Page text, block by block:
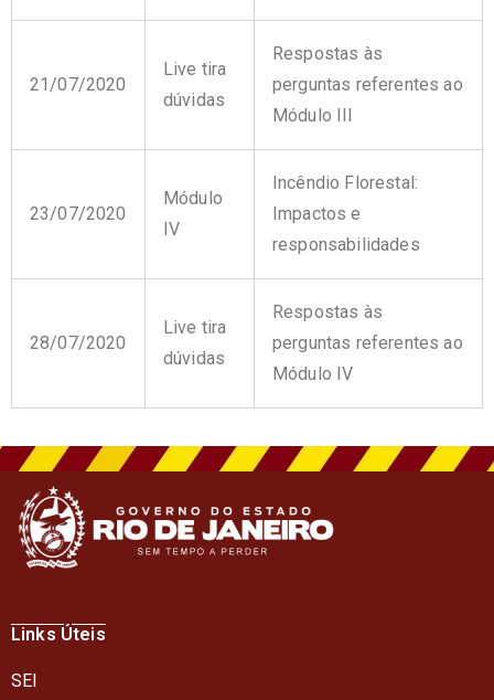
21/07/2020
Live tira
dúvidas
Respostas às
perguntas referentes ao
Módulo III
23/07/2020
Módulo
IV
Incêndio Florestal:
Impactos e
responsabilidades
28/07/2020
Live tira
dúvidas
Respostas às
perguntas referentes ao
Módulo IV
Links Úteis
SEI